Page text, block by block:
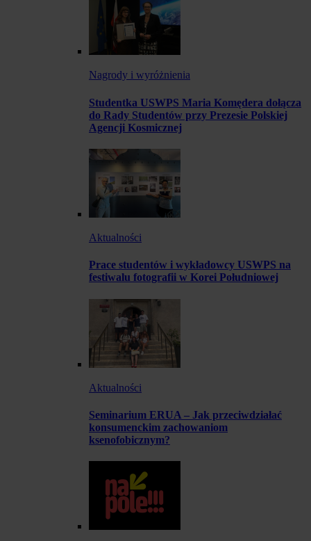
Nagrody i wyróżnienia
Studentka USWPS Maria Komędera dołącza
do Rady Studentów przy Prezesie Polskiej
Agencji Kosmicznej
Aktualności
Prace studentów i wykładowcy USWPS na
festiwalu fotografii w Korei Południowej
Aktualności
Seminarium ERUA – Jak przeciwdziałać
konsumenckim zachowaniom
ksenofobicznym?